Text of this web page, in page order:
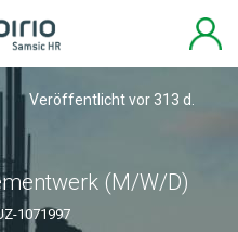
Veröffentlicht vor 313 d.
(M/W/D)
1071997